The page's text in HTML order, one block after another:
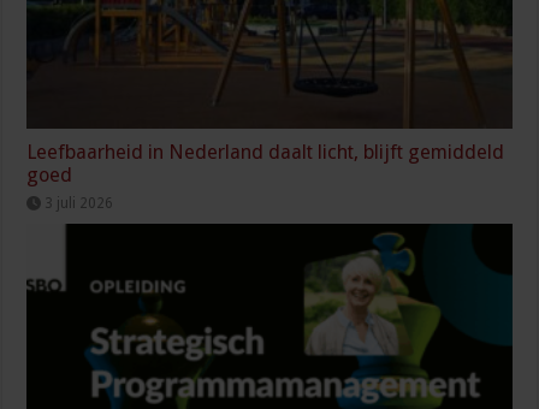
Leefbaarheid in Nederland daalt licht, blijft gemiddeld
goed
3 juli 2026